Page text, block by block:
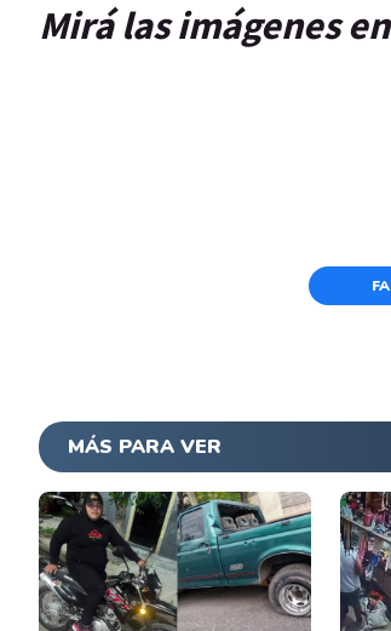
Mirá las imágenes
MÁS PARA VER